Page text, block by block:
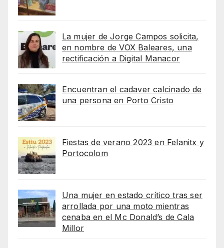
La mujer de Jorge Campos solicita,
en nombre de VOX Baleares, una
rectificación a Digital Manacor
Encuentran el cadaver calcinado de
una persona en Porto Cristo
Fiestas de verano 2023 en Felanitx y
Portocolom
Una mujer en estado crítico tras ser
arrollada por una moto mientras
cenaba en el Mc Donald’s de Cala
Millor